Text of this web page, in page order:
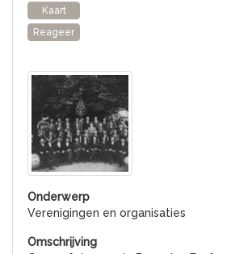
Kaart
Reageer
Verenigingen en organisaties